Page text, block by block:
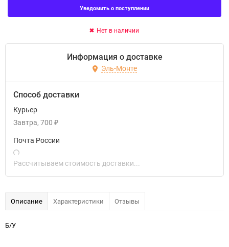
Уведомить о поступлении
Нет в наличии
Информация о доставке
Эль-Монте
Способ доставки
Курьер
Завтра 700 ₽
Почта России
Рассчитываем стоимость доставки...
Описание Характеристики Отзывы
Б/У